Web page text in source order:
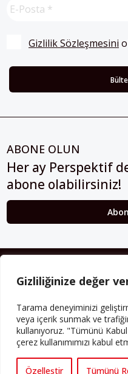
Gizliliğinize değer
Tarama deneyiminizi
veya içerik sunmak ve
kullanıyoruz. "Tümünü
çerez kullanımımızı kabul
Özelleştir Tümünü
Gizlilik Sözleşmesini
ABONE OLUN
Her ay Perspektif
abone olabilirsiniz!
Avrupa’ya işçi göçü yarım asrı
“aidiyet”, “İslam” ve “Avrupa”
sorgulanmasına neden oldu.
cemaatin oluşması, hem
de Müslümanlar için yeni
Yazının devamı